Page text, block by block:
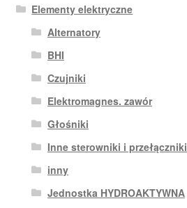
Elementy elektryczne
Alternatory
BHI
Czujniki
Elektromagnes. zawór
Głośniki
Inne sterowniki i przełączniki
inny
Jednostka HYDROAKTYWNA